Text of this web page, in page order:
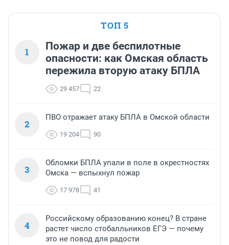
ТОП 5
1
Пожар и две беспилотные
опасности: как Омская область
пережила вторую атаку БПЛА
29 457 22
2
ПВО отражает атаку БПЛА в Омской области
19 204 90
3
Обломки БПЛА упали в поле в окрестностях
Омска — вспыхнул пожар
17 978 41
4
Российскому образованию конец? В стране
растет число стобалльников ЕГЭ — почему
это не повод для радости